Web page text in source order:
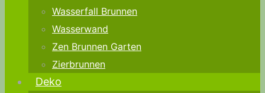
Wasserfall Brunnen
Wasserwand
Zen Brunnen Garten
Zierbrunnen
Deko